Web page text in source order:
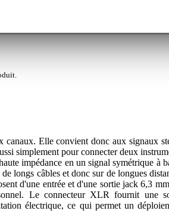
Elle convient donc aux signaux
simplement pour connecter deux
impédance en un signal symétrique à
longs câbles et donc sur de longues
d'une entrée et d'une sortie jack 6,3
Le connecteur XLR fournit une
électrique, ce qui permet un